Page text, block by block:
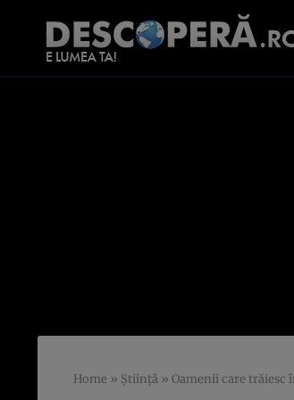
Home » Știință » Oamenii care trăiesc